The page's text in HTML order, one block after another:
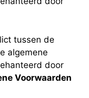
tussen de
algemene
door
Voorwaarden